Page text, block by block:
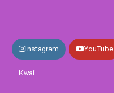
Instagram YouTube
Kwai